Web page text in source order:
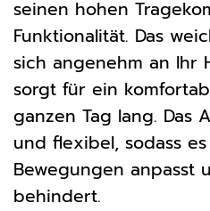
seinen hohen
Funktionalität. Das
sich angenehm an Ihr
sorgt für ein
ganzen Tag lang. Das
und flexibel, sodass
Bewegungen anpasst
behindert.